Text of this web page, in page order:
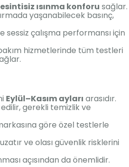
ısınma konforu sağlar.
yaşanabilecek basınç,
sessiz çalışma performansı için
hizmetlerinde tüm testleri
Eylül–Kasım ayları arasıdır.
gerekli temizlik ve
göre özel testlerle
ve olası güvenlik risklerini
açısından da önemlidir.